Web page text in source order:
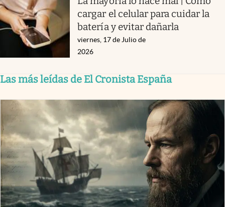
cargar el celular para cuidar la
batería y evitar dañarla
viernes, 17 de Julio de
2026
Las más leídas de El Cronista España